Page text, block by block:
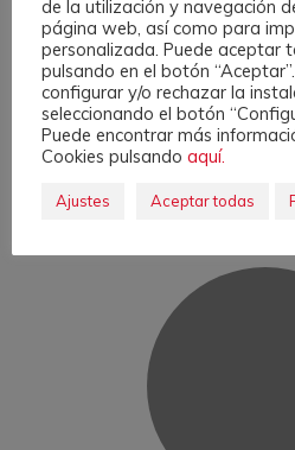
Babette
Lorem ipsum dolor sit amet, voluptua
utinam principes dignissim ad ne
de la utilización y navegación
página web, así como para
personalizada. Puede aceptar
pulsando en el botón
configurar y/o rechazar la
seleccionando el botón
Puede encontrar más
Cookies pulsando aquí.
Ajustes Aceptar todas